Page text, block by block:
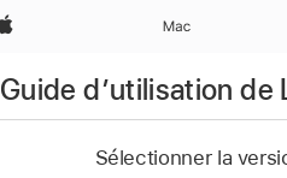
Apple Mac
Guide d’utilisation de
Sélectionner la